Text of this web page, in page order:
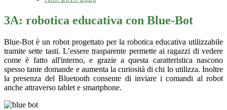
3A: robotica educativa con Blue-Bot
Blue-Bot è un robot progettato per la robotica educativa utilizzabile
tramite sette tasti. L’essere trasparente permette ai ragazzi di vedere
come è fatto all'interno, e grazie a questa caratteristica nascono
spesso tante domande e aumenta la curiosità di chi lo utilizza. Inoltre
la presenza del Bluetooth consente di inviare i comandi al robot
anche attraverso tablet e smartphone.